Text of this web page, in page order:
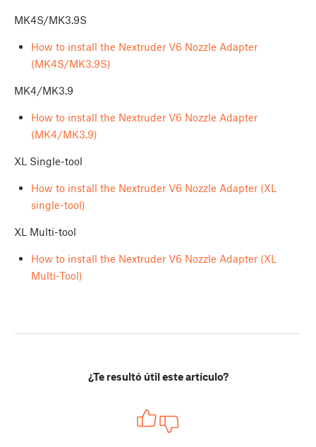
MK4S/MK3.9S
How to install the Nextruder V6 Nozzle Adapter
(MK4S/MK3.9S)
MK4/MK3.9
How to install the Nextruder V6 Nozzle Adapter
(MK4/MK3.9)
XL Single-tool
How to install the Nextruder V6 Nozzle Adapter (XL
single-tool)
XL Multi-tool
How to install the Nextruder V6 Nozzle Adapter (XL
Multi-Tool)
¿Te resultó útil este artículo?